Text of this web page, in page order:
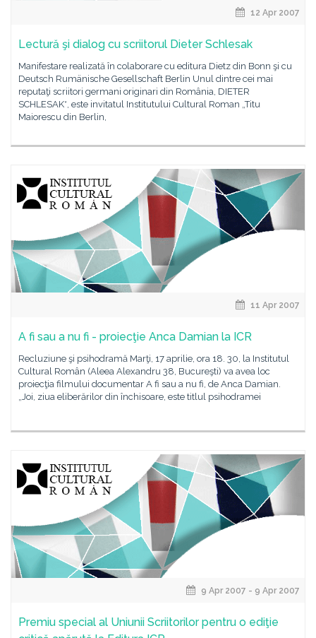
12 Apr 2007
Lectură şi dialog cu scriitorul Dieter Schlesak
Manifestare realizată în colaborare cu editura Dietz din Bonn şi cu
Deutsch Rumänische Gesellschaft Berlin Unul dintre cei mai
reputaţi scriitori germani originari din România, DIETER
SCHLESAK*, este invitatul Institutului Cultural Roman „Titu
Maiorescu din Berlin,
11 Apr 2007
A fi sau a nu fi - proiecţie Anca Damian la ICR
Recluziune şi psihodramă Marţi, 17 aprilie, ora 18. 30, la Institutul
Cultural Român (Aleea Alexandru 38, Bucureşti) va avea loc
proiecţia filmului documentar A fi sau a nu fi, de Anca Damian.
„Joi, ziua eliberărilor din închisoare, este titlul psihodramei
9 Apr 2007 - 9 Apr 2007
Premiu special al Uniunii Scriitorilor pentru o ediţie